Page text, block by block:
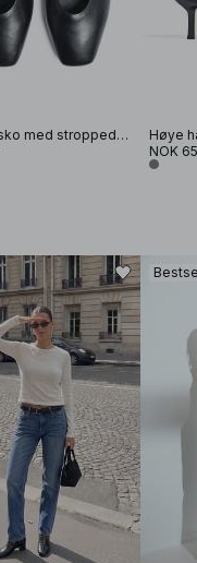
Ballerinasko med stroppedetaljer
Høye
NOK